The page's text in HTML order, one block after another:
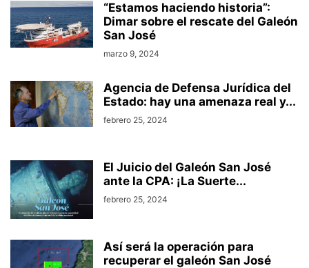
“Estamos haciendo historia”:
Dimar sobre el rescate del Galeón
San José
marzo 9, 2024
Agencia de Defensa Jurídica del
Estado: hay una amenaza real y...
febrero 25, 2024
El Juicio del Galeón San José
ante la CPA: ¡La Suerte...
febrero 25, 2024
Así será la operación para
recuperar el galeón San José